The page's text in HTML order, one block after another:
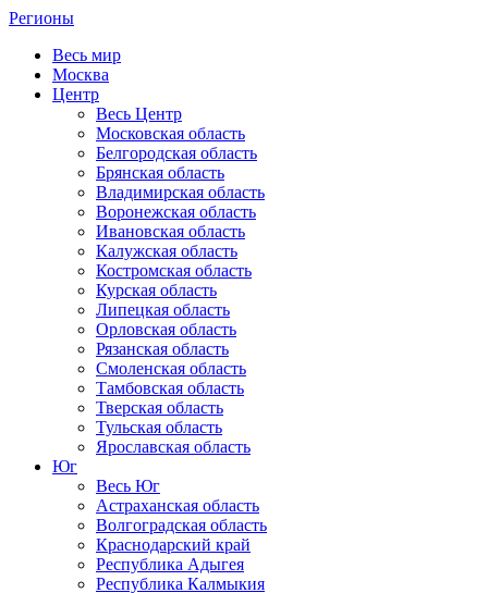
Регионы
Весь мир
Москва
Центр
Весь Центр
Московская область
Белгородская область
Брянская область
Владимирская область
Воронежская область
Ивановская область
Калужская область
Костромская область
Курская область
Липецкая область
Орловская область
Рязанская область
Смоленская область
Тамбовская область
Тверская область
Тульская область
Ярославская область
Юг
Весь Юг
Астраханская область
Волгоградская область
Краснодарский край
Республика Адыгея
Республика Калмыкия